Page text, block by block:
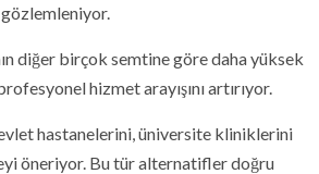
diğer birçok semtine göre daha yüksek
hizmet arayışını artırıyor.
hastanelerini, üniversite kliniklerini
öneriyor. Bu tür alternatifler doğru